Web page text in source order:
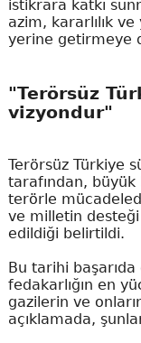
istikrara katkı
azim, kararlılık
yerine getirmeye
"Terörsüz
vizyondur"
Terörsüz Türkiye
tarafından, büyük
terörle
ve milletin desteği
edildiği belirtildi.
Bu tarihi
fedakarlığın en
gazilerin ve
açıklamada,